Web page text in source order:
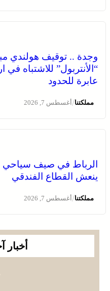
وجدة .. توقيف هولندي
“الأنتربول” للاشتباه في
عابرة للحدود
مملكتنا/أغسطس 7, 2026
الرباط في صيف سياحي
ينعش القطاع الفندقي
مملكتنا/أغسطس 7, 2026
أخبار